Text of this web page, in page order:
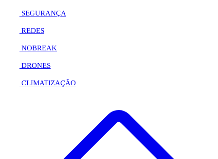
SEGURANÇA
REDES
NOBREAK
DRONES
CLIMATIZAÇÃO